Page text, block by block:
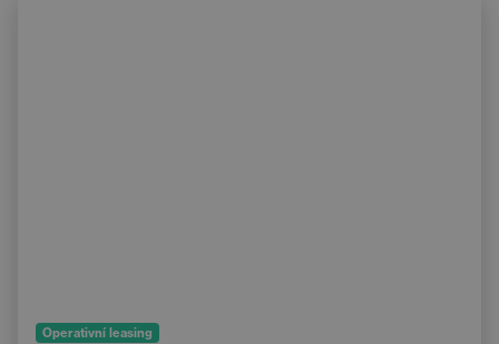
Operativní leasing